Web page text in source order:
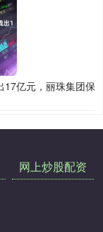
17亿元，丽珠集团保
网上炒股配资